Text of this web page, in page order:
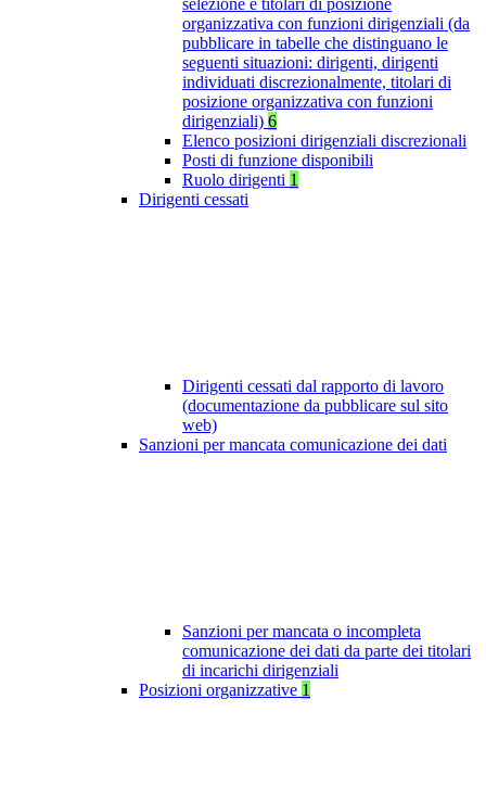
selezione e titolari di posizione
organizzativa con funzioni dirigenziali (da
pubblicare in tabelle che distinguano le
seguenti situazioni: dirigenti, dirigenti
individuati discrezionalmente, titolari di
posizione organizzativa con funzioni
dirigenziali) 6
Elenco posizioni dirigenziali discrezionali
Posti di funzione disponibili
Ruolo dirigenti 1
Dirigenti cessati
Dirigenti cessati dal rapporto di lavoro
(documentazione da pubblicare sul sito
web)
Sanzioni per mancata comunicazione dei dati
Sanzioni per mancata o incompleta
comunicazione dei dati da parte dei titolari
di incarichi dirigenziali
Posizioni organizzative 1